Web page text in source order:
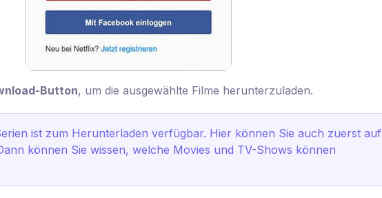
Button, um die ausgewählte Filme herunterzuladen.
ist zum Herunterladen verfügbar. Hier können Sie auch zuerst auf
können Sie wissen, welche Movies und TV-Shows können